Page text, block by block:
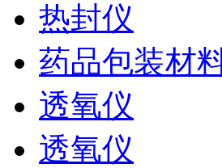
热封仪
药品包装材
透氧仪
透氧仪